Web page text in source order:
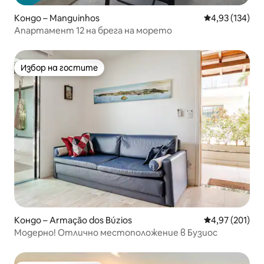
Кондо – Manguinhos Средна
4,93 (134)
Апартамент 12 на брега на морето
Избор на гостите
Избор на гостите
Кондо – Armação dos Búzios Средна
4,97 (201)
Модерно! Отлично местоположение в Бузиос